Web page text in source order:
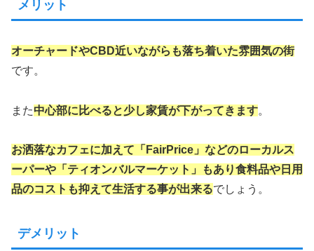
メリット
オーチャードやCBD近いながらも落ち着いた雰囲気の街
です。
また中心部に比べると少し家賃が下がってきます。
お洒落なカフェに加えて「FairPrice」などのローカルス
ーパーや「ティオンバルマーケット」もあり食料品や日用
品のコストも抑えて生活する事が出来るでしょう。
デメリット